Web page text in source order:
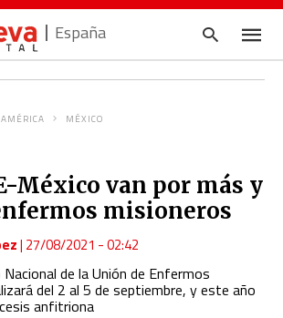
España
y
pulsa
AMÉRICA MÉXICO
México van por más y
misioneros
| 27/08/2021 - 02:42
de la Unión de Enfermos
del 2 al 5 de septiembre, y este año
anfitriona